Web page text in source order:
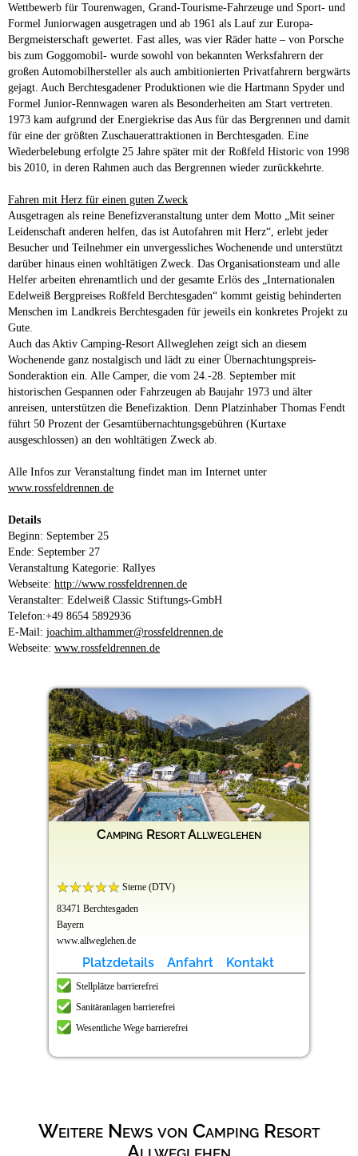
Wettbewerb für Tourenwagen, Grand-Tourisme-Fahrzeuge und Sport- und
Formel Juniorwagen ausgetragen und ab 1961 als Lauf zur Europa-
Bergmeisterschaft gewertet. Fast alles, was vier Räder hatte – von Porsche
bis zum Goggomobil- wurde sowohl von bekannten Werksfahrern der
großen Automobilhersteller als auch ambitionierten Privatfahrern bergwärts
gejagt. Auch Berchtesgadener Produktionen wie die Hartmann Spyder und
Formel Junior-Rennwagen waren als Besonderheiten am Start vertreten.
1973 kam aufgrund der Energiekrise das Aus für das Bergrennen und damit
für eine der größten Zuschauerattraktionen in Berchtesgaden. Eine
Wiederbelebung erfolgte 25 Jahre später mit der Roßfeld Historic von 1998
bis 2010, in deren Rahmen auch das Bergrennen wieder zurückkehrte.
Fahren mit Herz für einen guten Zweck
Ausgetragen als reine Benefizveranstaltung unter dem Motto „Mit seiner
Leidenschaft anderen helfen, das ist Autofahren mit Herz“, erlebt jeder
Besucher und Teilnehmer ein unvergessliches Wochenende und unterstützt
darüber hinaus einen wohltätigen Zweck. Das Organisationsteam und alle
Helfer arbeiten ehrenamtlich und der gesamte Erlös des „Internationalen
Edelweiß Bergpreises Roßfeld Berchtesgaden“ kommt geistig behinderten
Menschen im Landkreis Berchtesgaden für jeweils ein konkretes Projekt zu
Gute.
Auch das Aktiv Camping-Resort Allweglehen zeigt sich an diesem
Wochenende ganz nostalgisch und lädt zu einer Übernachtungspreis-
Sonderaktion ein. Alle Camper, die vom 24.-28. September mit
historischen Gespannen oder Fahrzeugen ab Baujahr 1973 und älter
anreisen, unterstützen die Benefizaktion. Denn Platzinhaber Thomas Fendt
führt 50 Prozent der Gesamtübernachtungsgebühren (Kurtaxe
ausgeschlossen) an den wohltätigen Zweck ab.
Alle Infos zur Veranstaltung findet man im Internet unter
www.rossfeldrennen.de
Details
Beginn: September 25
Ende: September 27
Veranstaltung Kategorie: Rallyes
Webseite: http://www.rossfeldrennen.de
Veranstalter: Edelweiß Classic Stiftungs-GmbH
Telefon:+49 8654 5892936
E-Mail: joachim.althammer@rossfeldrennen.de
Webseite: www.rossfeldrennen.de
Camping Resort Allweglehen
Sterne (DTV)
83471 Berchtesgaden
Bayern
www.allweglehen.de
Platzdetails Anfahrt Kontakt
Stellplätze barrierefrei
Sanitäranlagen barrierefrei
Wesentliche Wege barrierefrei
Weitere News von Camping Resort